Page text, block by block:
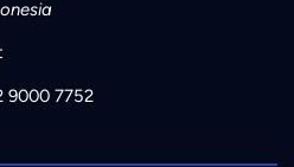
9000 7752